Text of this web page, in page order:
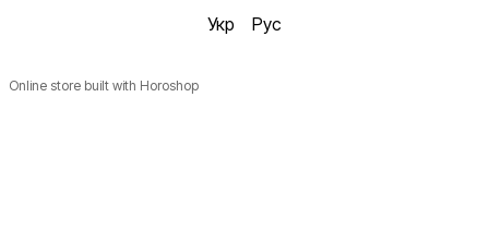
Укр Рус
Online store built with Horoshop